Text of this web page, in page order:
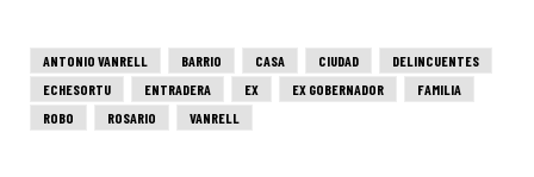
ANTONIO VANRELL BARRIO CASA CIUDAD
DELINCUENTES
ECHESORTU
ENTRADERA EX EX GOBERNADOR
FAMILIA
ROBO
ROSARIO VANRELL